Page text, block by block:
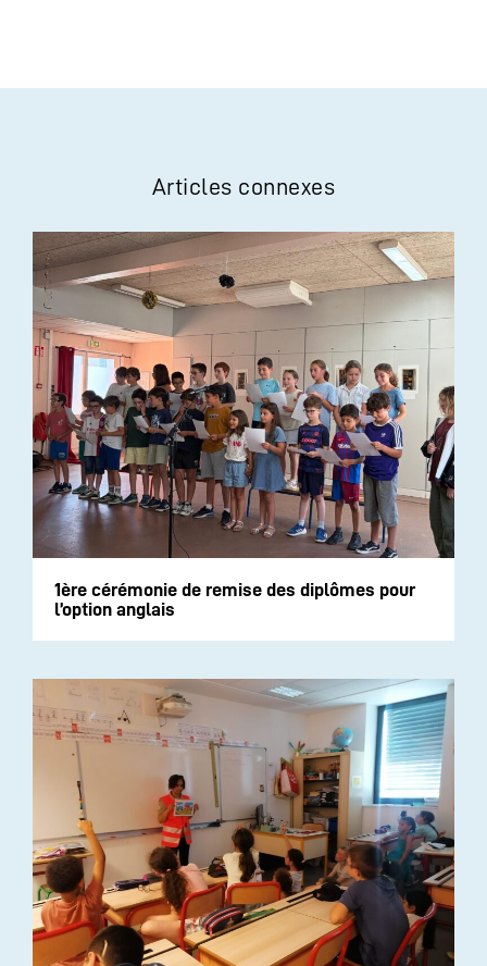
Articles connexes
1ère cérémonie de remise des diplômes pour
l’option anglais